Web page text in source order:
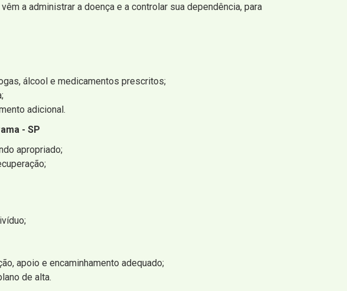
a administrar a doença e a controlar sua dependência, para
álcool e medicamentos prescritos;
adicional.
- SP
apropriado;
apoio e encaminhamento adequado;
de alta.